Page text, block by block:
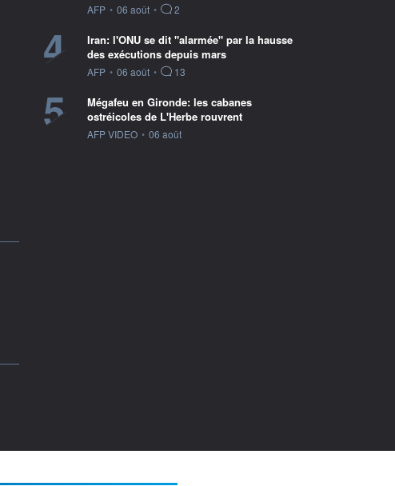
information fournie par
AFP • 06 août • 2
4
Iran: l'ONU se dit "alarmée" par la hausse
des exécutions depuis mars
information fournie par
AFP • 06 août • 13
5
Mégafeu en Gironde: les cabanes
ostréicoles de L'Herbe rouvrent
information fournie par
AFP VIDEO • 06 août